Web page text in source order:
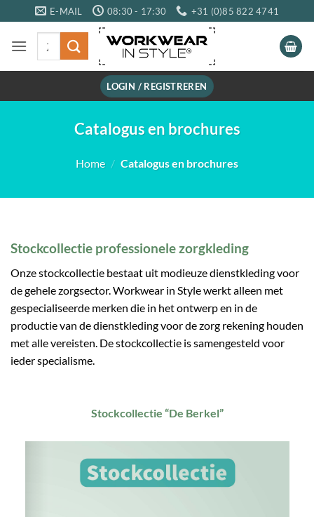
naar
inhoud
E-MAIL 08:30 - 17:30 +31 (0)85 822 4741
Zoeken
LOGIN / REGISTREREN
Catalogus en brochures
Home / Catalogus en brochures
Stockcollectie professionele zorgkleding
Onze stockcollectie bestaat uit modieuze dienstkleding voor
de gehele zorgsector. Workwear in Style werkt alleen met
gespecialiseerde merken die in het ontwerp en in de
productie van de dienstkleding voor de zorg rekening houden
met alle vereisten. De stockcollectie is samengesteld voor
ieder specialisme.
Stockcollectie “De Berkel”